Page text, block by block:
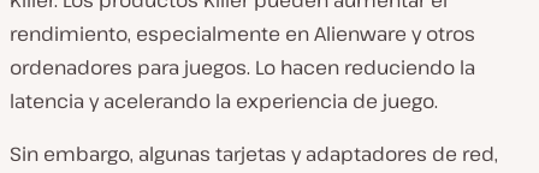
rendimiento, especialmente en Alienware y otros
ordenadores para juegos. Lo hacen reduciendo la
latencia y acelerando la experiencia de juego.
Sin embargo, algunas tarjetas y adaptadores de red,